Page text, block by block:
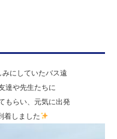
にしていたバス遠
達や先生たちに
もらい、元気に出発
着しました